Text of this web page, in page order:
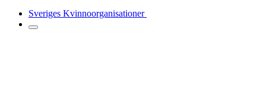
Sveriges Kvinnoorganisationer